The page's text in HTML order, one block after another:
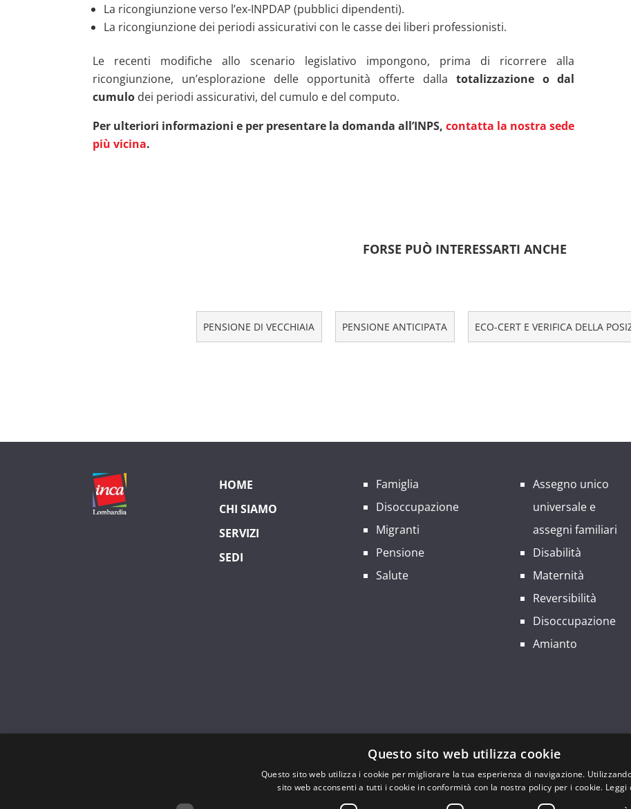
La ricongiunzione verso l’ex-INPDAP (pubblici dipendenti).
La ricongiunzione dei periodi assicurativi con le casse dei liberi professionisti.
Le recenti modifiche allo scenario legislativo impongono, prima di ricorrere alla
ricongiunzione, un’esplorazione delle opportunità offerte dalla totalizzazione o dal
cumulo dei periodi assicurativi, del cumulo e del computo.
Per ulteriori informazioni e per presentare la domanda all’INPS,contatta la nostra sede
più vicina.
FORSE PUÒ INTERESSARTI ANCHE
PENSIONE DI VECCHIAIA PENSIONE ANTICIPATA ECO-CERT E VERIFICA DELLA
HOME
CHI SIAMO
SERVIZI
SEDI
Famiglia
Disoccupazione
Migranti
Pensione
Salute
Assegno unico
universale e
assegni familiari
Disabilità
Maternità
Reversibilità
Disoccupazione
Amianto
© 2026 Patronato INCA CGIL Lombardia – Sede Regionale: Via Palmanova, 22 – 20132 Milano –
10149490962
Questo sito web utilizza cookie
Questo sito web utilizza i cookie per migliorare la tua esperienza di navigazione.
sito web acconsenti a tutti i cookie in conformità con la nostra policy per i cookie. Leggi